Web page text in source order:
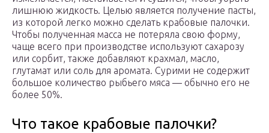
лишнюю жидкость. Целью является получение пасты,
из которой легко можно сделать крабовые палочки.
Чтобы полученная масса не потеряла свою форму,
чаще всего при производстве используют сахарозу
или сорбит, также добавляют крахмал, масло,
глутамат или соль для аромата. Сурими не содержит
большое количество рыбьего мяса — обычно его не
более 50%.
Что такое крабовые палочки?